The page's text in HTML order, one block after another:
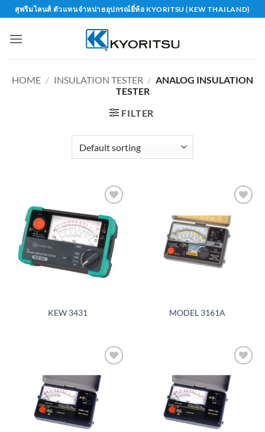
Skip
to
content
สุพรีมไลนส์ ตัวแทนจำหน่ายอุปกรณ์ยี่ห้อ KYORITSU (KEW THAILAND)
HOME / INSULATION TESTER / ANALOG INSULATION
TESTER
FILTER
wishlist
KEW 3431
wishlist
MODEL 3161A
wishlist
wishlist